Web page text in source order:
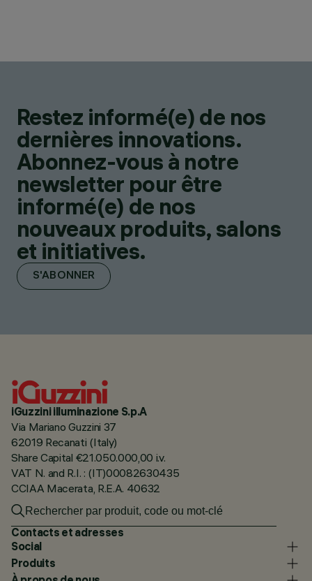
Restez informé(e) de nos
dernières innovations.
Abonnez-vous à notre
newsletter pour être
informé(e) de nos
nouveaux produits, salons
et initiatives.
S'ABONNER
iGuzzini illuminazione S.p.A
Via Mariano Guzzini 37
62019 Recanati (Italy)
Share Capital €21.050.000,00 i.v.
VAT N. and R.I. : (IT)00082630435
CCIAA Macerata, R.E.A. 40632
Contacts et adresses
Social
Produits